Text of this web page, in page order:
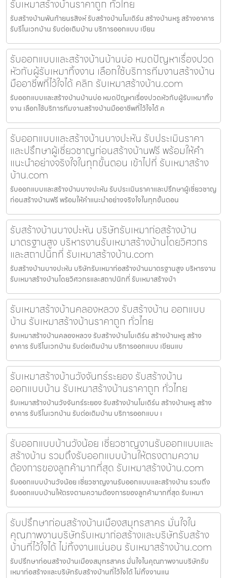
รับเหมาสร้างบ้านราคาถูก ทั่วไทย
รับสร้างบ้านพันท้ายนรสิงห์ รับสร้างบ้านโมเดิร์น สร้างบ้านหรู สร้างอาคาร
รับรีโนเวทบ้าน รับต่อเติมบ้าน บริการออกแบบ เขียน
รับออกแบบและสร้างบ้านบ้านบ่อ หมดปัญหาเรื่องปวด
หัวกับผู้รับเหมาทิ้งงาน เลือกใช้บริการทีมงานสร้างบ้าน
มืออาชีพที่ไว้ใจได้ คลิก รับเหมาสร้างบ้าน.com
รับออกแบบและสร้างบ้านบ้านบ่อ หมดปัญหาเรื่องปวดหัวกับผู้รับเหมาทิ้ง
งาน เลือกใช้บริการทีมงานสร้างบ้านมืออาชีพที่ไว้ใจได้ ค
รับออกแบบและสร้างบ้านบางปะหัน รับประเมินราคา
และปรึกษาผู้เชี่ยวชาญก่อนสร้างบ้านฟรี พร้อมให้คำ
แนะนำอย่างจริงใจในทุกขั้นตอน เข้าไปที่ รับเหมาสร้าง
บ้าน.com
รับออกแบบและสร้างบ้านบางปะหัน รับประเมินราคาและปรึกษาผู้เชี่ยวชาญ
ก่อนสร้างบ้านฟรี พร้อมให้คำแนะนำอย่างจริงใจในทุกขั้นตอน
รับสร้างบ้านบางปะหัน บริษัทรับเหมาก่อสร้างบ้าน
มาตรฐานสูง บริหารงานรับเหมาสร้างบ้านโดยวิศวกร
และสถาปนิกที่ รับเหมาสร้างบ้าน.com
รับสร้างบ้านบางปะหัน บริษัทรับเหมาก่อสร้างบ้านมาตรฐานสูง บริหารงาน
รับเหมาสร้างบ้านโดยวิศวกรและสถาปนิกที่ รับเหมาสร้างบ้า
รับเหมาสร้างบ้านคลองหลวง รับสร้างบ้าน ออกแบบ
บ้าน รับเหมาสร้างบ้านราคาถูก ทั่วไทย
รับเหมาสร้างบ้านคลองหลวง รับสร้างบ้านโมเดิร์น สร้างบ้านหรู สร้าง
อาคาร รับรีโนเวทบ้าน รับต่อเติมบ้าน บริการออกแบบ เขียนแบ
รับเหมาสร้างบ้านวังจันทร์ระยอง รับสร้างบ้าน
ออกแบบบ้าน รับเหมาสร้างบ้านราคาถูก ทั่วไทย
รับเหมาสร้างบ้านวังจันทร์ระยอง รับสร้างบ้านโมเดิร์น สร้างบ้านหรู สร้าง
อาคาร รับรีโนเวทบ้าน รับต่อเติมบ้าน บริการออกแบบ เ
รับออกแบบบ้านวังน้อย เชี่ยวชาญงานรับออกแบบและ
สร้างบ้าน รวมถึงรับออกแบบบ้านให้ตรงตามความ
ต้องการของลูกค้ามากที่สุด รับเหมาสร้างบ้าน.com
รับออกแบบบ้านวังน้อย เชี่ยวชาญงานรับออกแบบและสร้างบ้าน รวมถึง
รับออกแบบบ้านให้ตรงตามความต้องการของลูกค้ามากที่สุด รับเหมา
รับปรึกษาก่อนสร้างบ้านเมืองสมุทรสาคร มั่นใจใน
คุณภาพงานบริษัทรับเหมาก่อสร้างและบริษัทรับสร้าง
บ้านที่ไว้ใจได้ ไม่ทิ้งงานแน่นอน รับเหมาสร้างบ้าน.com
รับปรึกษาก่อนสร้างบ้านเมืองสมุทรสาคร มั่นใจในคุณภาพงานบริษัทรับ
เหมาก่อสร้างและบริษัทรับสร้างบ้านที่ไว้ใจได้ ไม่ทิ้งงานแน